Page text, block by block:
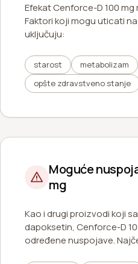
Efekat Cenforce-D 100
Faktori koji mogu uticati
uključuju:
starost metabolizam
opšte zdravstveno stanje
Moguće
mg
Kao i drugi proizvodi koji
dapoksetin, Cenforce-D
određene nuspojave.